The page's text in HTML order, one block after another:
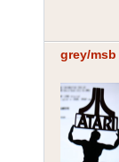
grey/msb